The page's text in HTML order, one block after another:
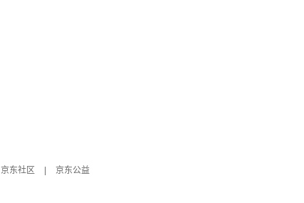
京东社区
京东公益